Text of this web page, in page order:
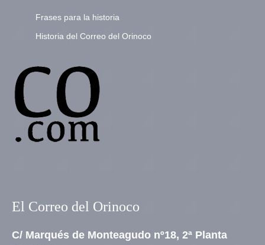
Frases para la historia
Historia del Correo del Orinoco
El Correo del Orinoco
C/ Marqués de Monteagudo nº18, 2ª Planta